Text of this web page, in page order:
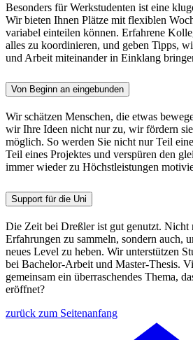
Besonders für Werkstudenten ist eine
Wir bieten Ihnen Plätze mit flexiblen
variabel einteilen können. Erfahrene
alles zu koordinieren, und geben Tipps,
und Arbeit miteinander in Einklang
Von Beginn an eingebunden
Wir schätzen Menschen, die etwas
wir Ihre Ideen nicht nur zu, wir fördern
möglich. So werden Sie nicht nur Teil
Teil eines Projektes und verspüren den
immer wieder zu Höchstleistungen
Support für die Uni
Die Zeit bei Dreßler ist gut genutzt. Nicht
Erfahrungen zu sammeln, sondern auch,
neues Level zu heben. Wir unterstützen
bei Bachelor-Arbeit und Master-Thesis.
gemeinsam ein überraschendes Thema,
eröffnet?
zurück zum Seitenanfang